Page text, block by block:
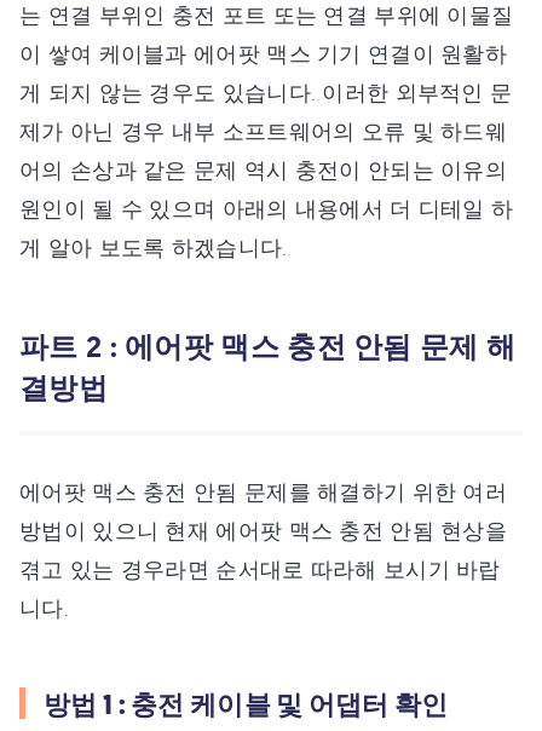
는 연결 부위인 충전 포트 또는 연결 부위에 이물질
이 쌓여 케이블과 에어팟 맥스 기기 연결이 원활하
게 되지 않는 경우도 있습니다. 이러한 외부적인 문
제가 아닌 경우 내부 소프트웨어의 오류 및 하드웨
어의 손상과 같은 문제 역시 충전이 안되는 이유의
원인이 될 수 있으며 아래의 내용에서 더 디테일 하
게 알아 보도록 하겠습니다.
파트 2 : 에어팟 맥스 충전 안됨 문제 해
결방법
에어팟 맥스 충전 안됨 문제를 해결하기 위한 여러
방법이 있으니 현재 에어팟 맥스 충전 안됨 현상을
겪고 있는 경우라면 순서대로 따라해 보시기 바랍
니다.
방법 1 : 충전 케이블 및 어댑터 확인